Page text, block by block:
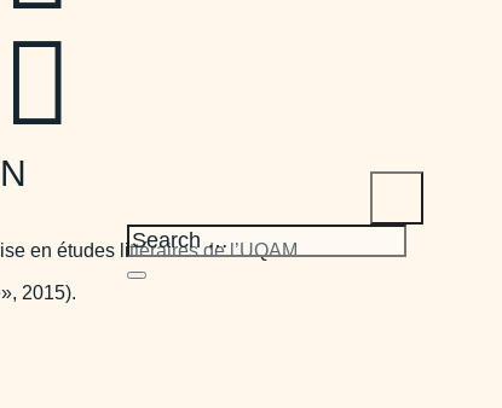

en études littéraires de l’UQAM.
2015).